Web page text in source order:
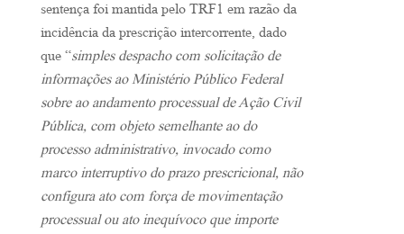
sentença foi mantida pelo TRF1 em razão da
incidência da prescrição intercorrente, dado
que “simples despacho com solicitação de
informações ao Ministério Público Federal
sobre ao andamento processual de Ação Civil
Pública, com objeto semelhante ao do
processo administrativo, invocado como
marco interruptivo do prazo prescricional, não
configura ato com força de movimentação
processual ou ato inequívoco que importe